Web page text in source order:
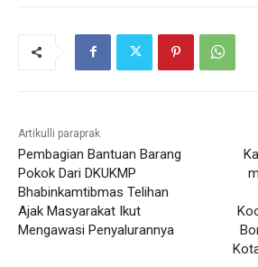
Artikulli paraprak
Pembagian Bantuan Barang
Pokok Dari DKUKMP
Bhabinkamtibmas Telihan
Ajak Masyarakat Ikut
Mengawasi Penyalurannya